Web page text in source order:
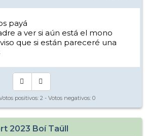
payá
a ver si aún está el mono
que si están pareceré una
positivos: 2 - Votos negativos: 0
2023 Boí Taüll